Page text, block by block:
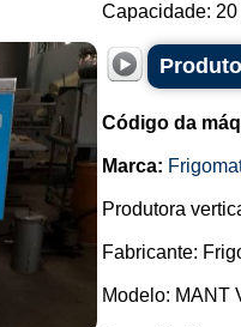
Capacidade:
Código da
Marca:
Produtora
Fabricante:
Modelo: MANT